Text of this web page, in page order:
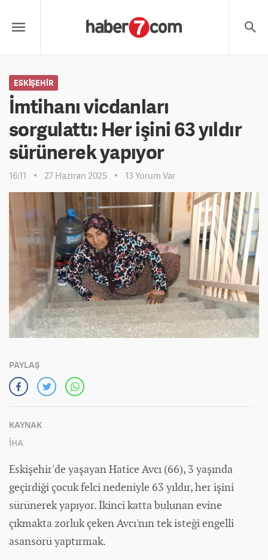
ESKIŞEHIR
İmtihanı vicdanları
sorgulattı: Her işini 63 yıldır
sürünerek yapıyor
16:11 27 Haziran 2025 13 Yorum Var
PAYLAŞ
KAYNAK
İHA
Eskişehir'de yaşayan Hatice Avcı (66), 3 yaşında
geçirdiği çocuk felci nedeniyle 63 yıldır, her işini
sürünerek yapıyor. İkinci katta bulunan evine
çıkmakta zorluk çeken Avcı'nın tek isteği engelli
asansörü yaptırmak.